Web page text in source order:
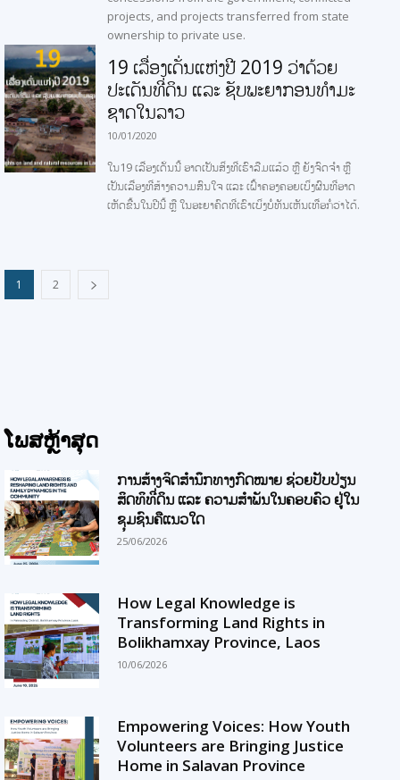
projects, and projects transferred from state
ownership to private use.
19 ເລື່ອງເດັ່ນແຫ່ງປີ 2019 ວ່າດ້ວຍ
ປະເດັນທີ່ດິນ ແລະ ຊັບພະຍາກອນທໍາມະ
ຊາດໃນລາວ
10/01/2020
ໃນ19 ເລື່ອງເດັ່ນນີ້ ອາດເປັນສິ່ງທີ່ເຮົາລືມແລ້ວ ຫຼື ຍັງຈົດຈໍາ ຫຼື
ເປັນເລື່ອງທີ່ສ້າງຄວາມສົນໃຈ ແລະ ເຝົ້າຄອງຄອຍເບິ່ງຜົນທີ່ອາດ
ເຫັດຂື້ນໃນປີນີ້ ຫຼື ໃນອະຍາຄົດທີ່ເຮົາເບິ່ງບໍ່ທັນເຫັນເທື່ອກໍ່ວ່າໄດ້.
1 2
ໂພສຫຼ້າສຸດ
ການສ້າງຈິດສຳນຶກທາງກົດໝາຍ ຊ່ວຍປັບປ່ຽນ
ສິດທິທີ່ດິນ ແລະ ຄວາມສຳພັນໃນຄອບຄົວ ຢູ່ໃນ
ຊຸມຊົນຄືແນວໃດ
25/06/2026
How Legal Knowledge is
Transforming Land Rights in
Bolikhamxay Province, Laos
10/06/2026
Empowering Voices: How Youth
Volunteers are Bringing Justice
Home in Salavan Province